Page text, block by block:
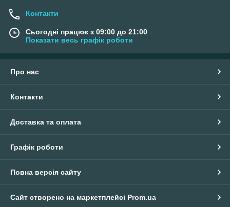
Контакти
Сьогодні працює з 09:00 до 21:00
Показати весь графік роботи
Про нас
Контакти
Доставка та оплата
Графік роботи
Повна версія сайту
Сайт створено на маркетплейсі Prom.ua